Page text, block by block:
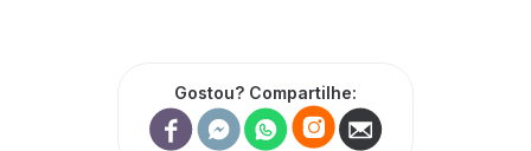
Gostou? Compartilhe: